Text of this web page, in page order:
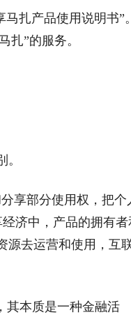
扎产品使用说明书”。
扎”的服务。
享部分使用权，把个
济中，产品的拥有者
源去运营和使用，互
其本质是一种金融活